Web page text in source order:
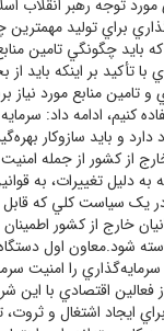
توجه رهبر انقلاب
براي توليد مهمترين
چگونگي تامين منابع
با تأکيد بر اينکه
و تامين منابع مورد نياز
کنيم، ادامه داد:
و بايد سازوکار
از کشور از جمله
به دليل تغييرات، به
در يک سياست کلي که
خارج از کشور
شود.معاون اول
را امنيت
اقتصادي با اين
ايجاد اشتغال و